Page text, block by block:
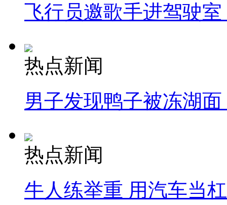
飞行员邀歌手进驾驶
热点新闻
男子发现鸭子被冻湖
热点新闻
牛人练举重 用汽车当